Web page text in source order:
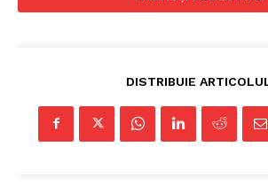
DISTRIBUIE